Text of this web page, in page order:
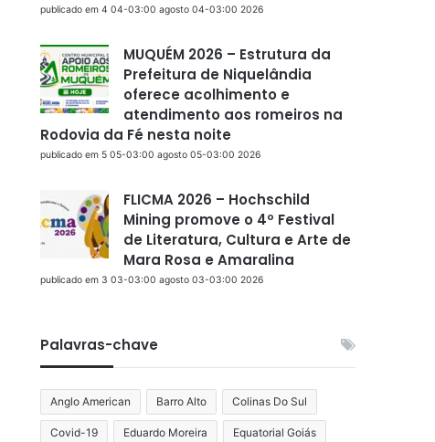
publicado em 4 04-03:00 agosto 04-03:00 2026
MUQUÉM 2026 – Estrutura da
Prefeitura de Niquelândia
oferece acolhimento e
atendimento aos romeiros na
Rodovia da Fé nesta noite
publicado em 5 05-03:00 agosto 05-03:00 2026
FLICMA 2026 – Hochschild
Mining promove o 4º Festival
de Literatura, Cultura e Arte de
Mara Rosa e Amaralina
publicado em 3 03-03:00 agosto 03-03:00 2026
Palavras-chave
Anglo American Barro Alto Colinas Do Sul
Covid-19 Eduardo Moreira Equatorial Goiás